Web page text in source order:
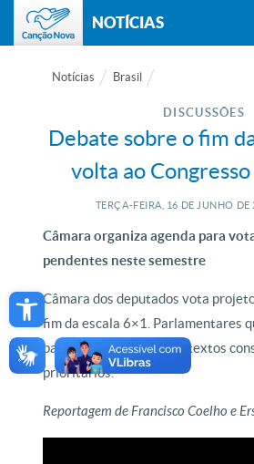
Open toolbar
NOTÍCIAS
Notícias Brasil
DISCUSSÕES
Debate sobre o fim
volta ao
TERÇA-FEIRA, 16 DE JUNHO DE
Câmara organiza agenda para
pendentes neste semestre
Câmara dos deputados vota
fim da escala 6×1. Parlamentares
pauta para votar outros textos
prioritários.
Reportagem de Francisco Coelho e